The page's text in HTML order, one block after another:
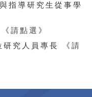
指導研究生從事學
請點選 》
究人員專長 《 請